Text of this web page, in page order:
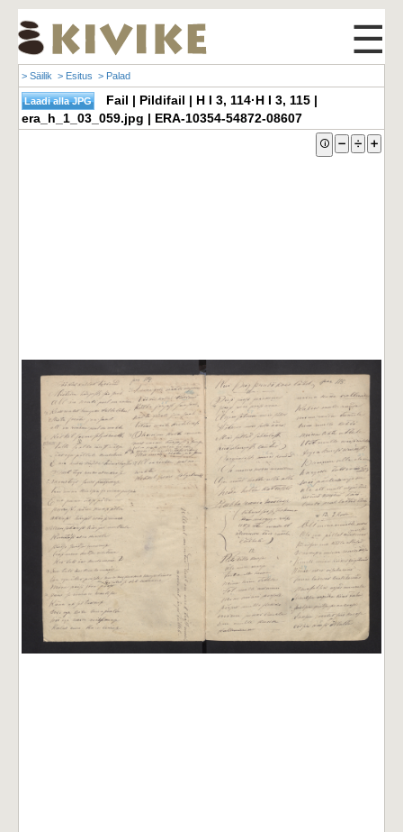
☰
> Säilik > Esitus > Palad
Fail | Pildifail | H I 3, 114·H I 3, 115 |
era_h_1_03_059.jpg | ERA-10354-54872-08607